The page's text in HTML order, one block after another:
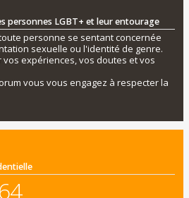
personnes LGBT+ et leur entourage
personne se sentant concernée
sexuelle ou l'identité de genre.
expériences, vos doutes et vos
vous vous engagez à respecter la